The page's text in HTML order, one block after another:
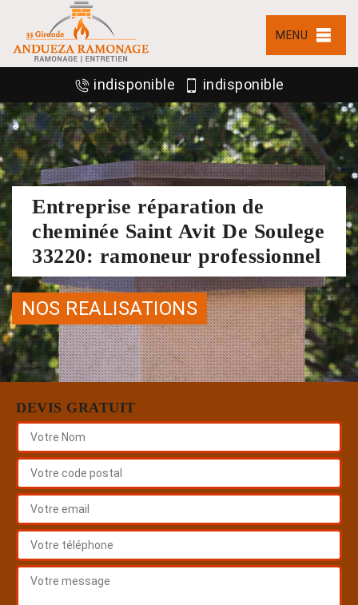
MENU
indisponible indisponible
Entreprise réparation de
cheminée Saint Avit De Soulege
33220: ramoneur professionnel
NOS REALISATIONS
DEVIS GRATUIT